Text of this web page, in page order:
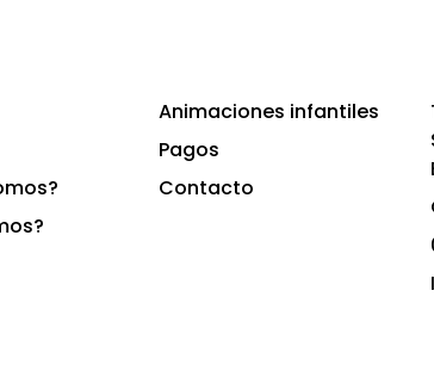
Animaciones infantiles
Pagos
Contacto